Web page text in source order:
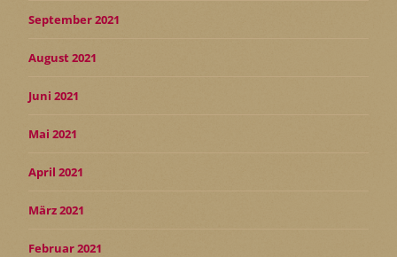
September 2021
August 2021
Juni 2021
Mai 2021
April 2021
März 2021
Februar 2021